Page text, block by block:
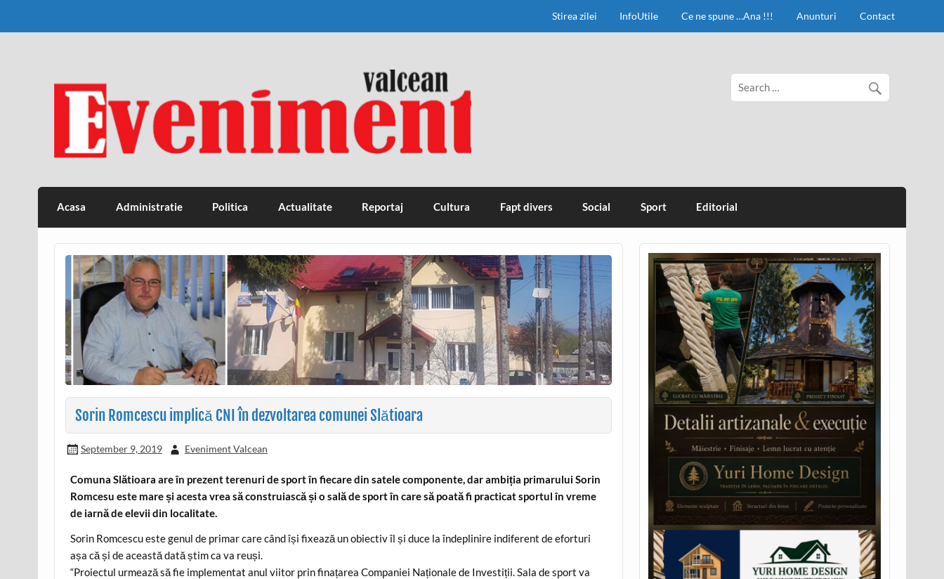
Stirea zilei InfoUtile Ce ne spune …Ana !!! Anunturi Contact
Eveniment Valcean
Acasa Administratie Politica Actualitate Reportaj Cultura Fapt divers Social Sport Editorial
Sorin Romcescu implică CNI în dezvoltarea comunei Slătioara
September 9, 2019 Eveniment Valcean
Comuna Slătioara are în prezent terenuri de sport în fiecare din satele componente, dar ambiția primarului Sorin
Romcesu este mare și acesta vrea să construiască și o sală de sport în care să poată fi practicat sportul în vreme
de iarnă de elevii din localitate.
Sorin Romcescu este genul de primar care când își fixează un obiectiv îl și duce la îndeplinire indiferent de eforturi
așa că și de această dată știm ca va reuși.
“Proiectul urmează să fie implementat anul viitor prin finațarea Companiei Naționale de Investiții. Sala de sport va